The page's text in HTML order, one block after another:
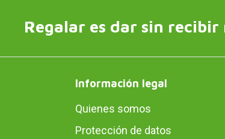
Regalar es dar sin recibir
Información legal
Quienes somos
Protección de datos